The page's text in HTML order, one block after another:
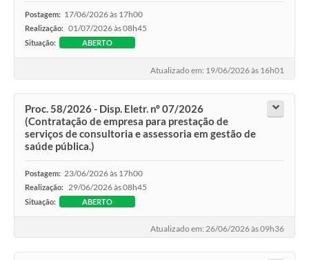
Postagem: 17/06/2026 às 17h00
Realização: 01/07/2026 às 08h45
Situação: ABERTO
Atualizado em: 19/06/2026 às 16h01
Proc. 58/2026 - Disp. Eletr. nº 07/2026
(Contratação de empresa para prestação de
serviços de consultoria e assessoria em gestão de
saúde pública.)
Postagem: 23/06/2026 às 17h00
Realização: 29/06/2026 às 08h45
Situação: ABERTO
Atualizado em: 26/06/2026 às 09h36